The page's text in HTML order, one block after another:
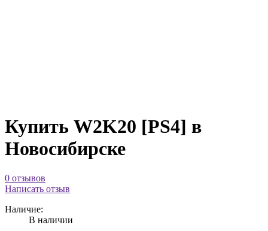
Купить W2K20 [PS4] в
Новосибирске
0 отзывов
Написать отзыв
Наличие:
В наличии